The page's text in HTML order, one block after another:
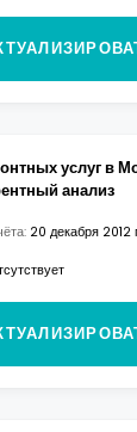
услуг в
анализ
20 декабря 2012